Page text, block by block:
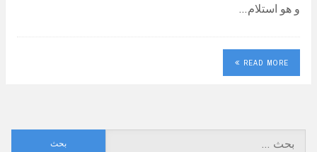
و هو استلام…
READ MORE